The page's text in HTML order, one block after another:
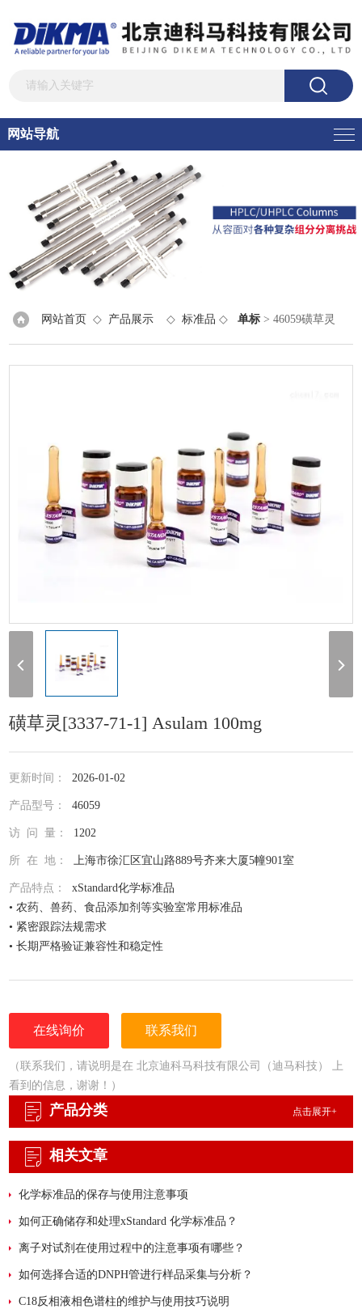
网站导航
网站首页 ◇ 产品展示 ◇标准品 ◇单标 > 46059磺草灵
[3337-71-1] Asulam 100mg
磺草灵[3337-71-1] Asulam 100mg
更新时间：2026-01-02
产品型号：46059
访 问 量： 1202
所 在 地：上海市徐汇区宜山路889号齐来大厦5幢901室
产品特点：xStandard化学标准品
• 农药、兽药、食品添加剂等实验室常用标准品
• 紧密跟踪法规需求
• 长期严格验证兼容性和稳定性
• 详尽的分析证书（COA）
• 更为人性化的小包装量，利于保存，节约成本
在线询价 联系我们
（联系我们，请说明是在 北京迪科马科技有限公司（迪马科技） 上
看到的信息，谢谢！）
产品分类 点击展开+
相关文章
化学标准品的保存与使用注意事项
如何正确储存和处理xStandard 化学标准品？
离子对试剂在使用过程中的注意事项有哪些？
如何选择合适的DNPH管进行样品采集与分析？
C18反相液相色谱柱的维护与使用技巧说明